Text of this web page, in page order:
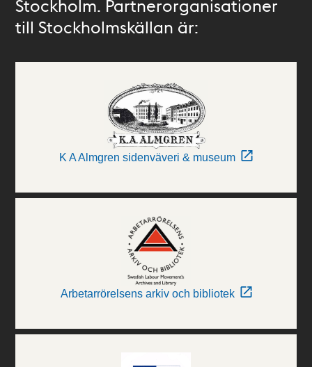
Stockholm. Partnerorganisationer
till Stockholmskällan är:
K A Almgren sidenväveri & museum
Arbetarrörelsens arkiv och bibliotek